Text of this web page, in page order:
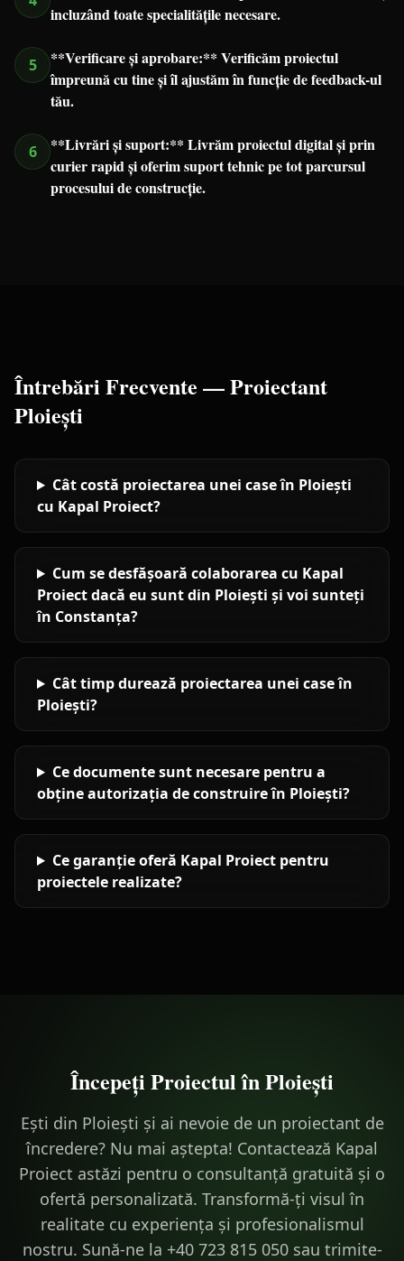
incluzând toate specialitățile necesare.
5
**Verificare și aprobare:** Verificăm proiectul
împreună cu tine și îl ajustăm în funcție de feedback-ul
tău.
6
**Livrări și suport:** Livrăm proiectul digital și prin
curier rapid și oferim suport tehnic pe tot parcursul
procesului de construcție.
Întrebări Frecvente —Proiectant
Ploiești
Cât costă proiectarea unei case în Ploiești
cu Kapal Proiect?
Cum se desfășoară colaborarea cu Kapal
Proiect dacă eu sunt din Ploiești și voi sunteți
în Constanța?
Cât timp durează proiectarea unei case în
Ploiești?
Ce documente sunt necesare pentru a
obține autorizația de construire în Ploiești?
Ce garanție oferă Kapal Proiect pentru
proiectele realizate?
Începeți Proiectul înPloiești
Ești din Ploiești și ai nevoie de un proiectant de
încredere? Nu mai aștepta! Contactează Kapal
Proiect astăzi pentru o consultanță gratuită și o
ofertă personalizată. Transformă-ți visul în
realitate cu experiența și profesionalismul
nostru. Sună-ne la +40 723 815 050 sau trimite-